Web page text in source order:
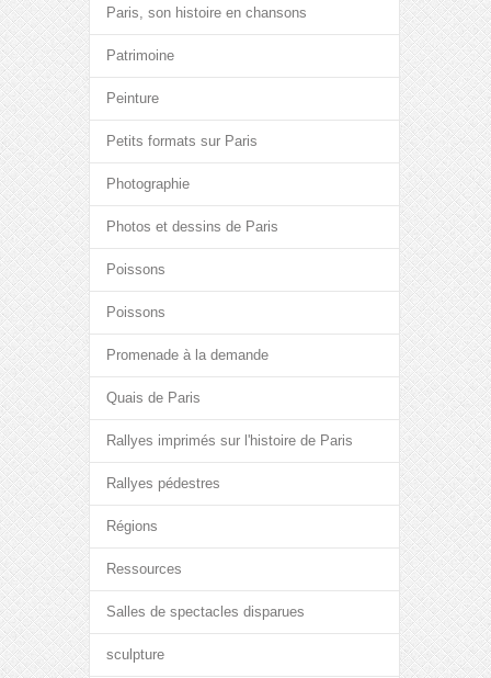
Paris, son histoire en chansons
Patrimoine
Peinture
Petits formats sur Paris
Photographie
Photos et dessins de Paris
Poissons
Poissons
Promenade à la demande
Quais de Paris
Rallyes imprimés sur l'histoire de Paris
Rallyes pédestres
Régions
Ressources
Salles de spectacles disparues
sculpture